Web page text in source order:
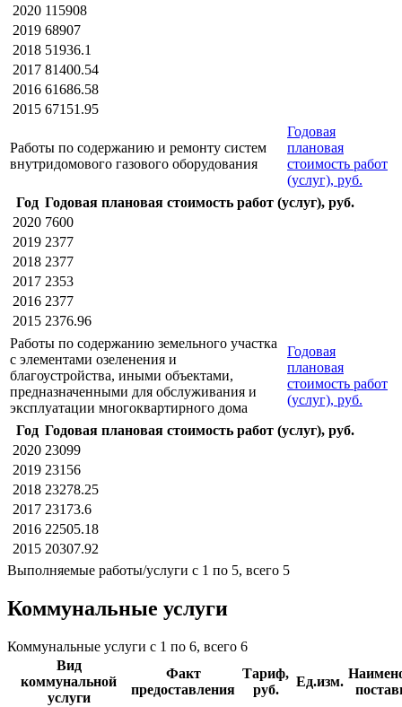
2020 115908
2019 68907
2018 51936.1
2017 81400.54
2016 61686.58
2015 67151.95
Работы по содержанию и ремонту систем
внутридомового газового оборудования
Годовая
плановая
стоимость работ
(услуг), руб.
Год Годовая плановая стоимость работ (услуг), руб.
2020 7600
2019 2377
2018 2377
2017 2353
2016 2377
2015 2376.96
Работы по содержанию земельного участка
с элементами озеленения и
благоустройства, иными объектами,
предназначенными для обслуживания и
эксплуатации многоквартирного дома
Годовая
плановая
стоимость работ
(услуг), руб.
Год Годовая плановая стоимость работ (услуг), руб.
2020 23099
2019 23156
2018 23278.25
2017 23173.6
2016 22505.18
2015 20307.92
Выполняемые работы/услуги с 1 по 5, всего 5
Коммунальные услуги
Коммунальные услуги с 1 по 6, всего 6
Вид
коммунальной
услуги
Факт
предоставления
Тариф,
руб.
Ед.изм.